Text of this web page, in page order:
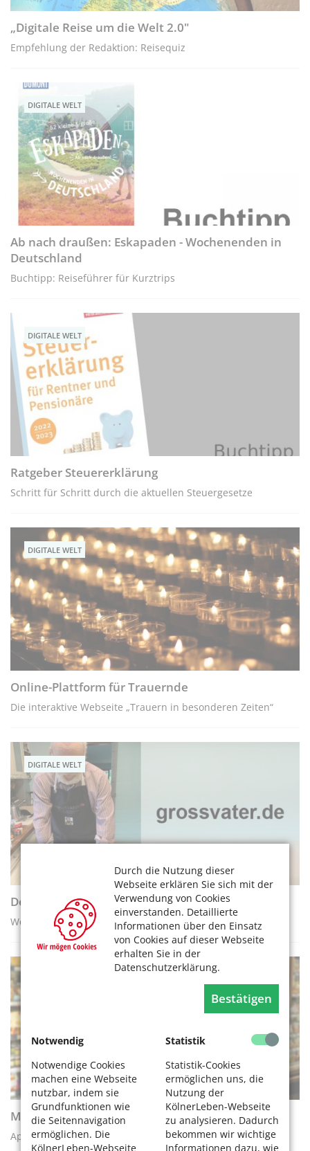
Durch die Nutzung dieser
Webseite erklären Sie sich mit der
Verwendung von Cookies
einverstanden. Detaillierte
Informationen über den Einsatz
von Cookies auf dieser Webseite
erhalten Sie in der
Datenschutzerklärung.
Bestätigen
Notwendig
Notwendige Cookies
machen eine Webseite
nutzbar, indem sie
Grundfunktionen wie
die Seitennavigation
ermöglichen. Die
KölnerLeben-Webseite
Statistik
Statistik-Cookies
ermöglichen uns, die
Nutzung der
KölnerLeben-Webseite
zu analysieren. Dadurch
bekommen wir wichtige
Informationen dazu, wie
„Digitale Reise um die Welt 2.0"
Empfehlung der Redaktion: Reisequiz
DIGITALE WELT
Ab nach draußen: Eskapaden - Wochenenden in
Deutschland
Buchtipp: Reiseführer für Kurztrips
DIGITALE WELT
Ratgeber Steuererklärung
Schritt für Schritt durch die aktuellen Steuergesetze
DIGITALE WELT
Online-Plattform für Trauernde
Die interaktive Webseite „Trauern in besonderen Zeiten“
DIGITALE WELT
Der Opa-Blogger
Webseite "grossvater.de" von Jürgen Busch
Mobiler Ernährungsberater - die nutriCARD-App
App-Empfehlung der Redaktion